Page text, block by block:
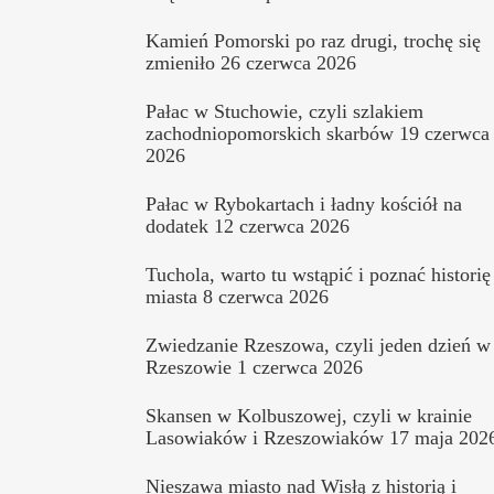
Kamień Pomorski po raz drugi, trochę się
zmieniło 26 czerwca 2026
Pałac w Stuchowie, czyli szlakiem
zachodniopomorskich skarbów 19 czerwca
2026
Pałac w Rybokartach i ładny kościół na
dodatek 12 czerwca 2026
Tuchola, warto tu wstąpić i poznać historię
miasta 8 czerwca 2026
Zwiedzanie Rzeszowa, czyli jeden dzień w
Rzeszowie 1 czerwca 2026
Skansen w Kolbuszowej, czyli w krainie
Lasowiaków i Rzeszowiaków 17 maja
Nieszawa miasto nad Wisłą z historią i